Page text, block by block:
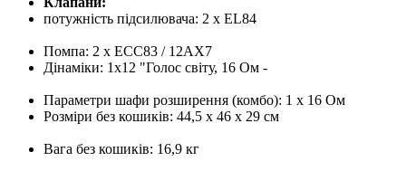
потужність підсилювача: 2 x EL84
Помпа: 2 x ECC83 / 12AX7
Дінаміки: 1x12 "Голос світу, 16 Ом -
Параметри шафи розширення (комбо): 1 x 16 Ом
Розміри без кошиків: 44,5 х 46 х 29 см
Вага без кошиків: 16,9 кг